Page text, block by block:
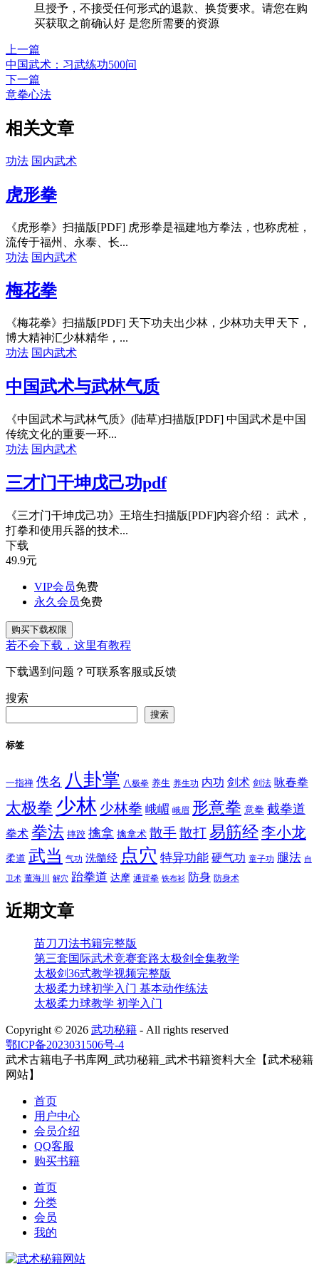
旦授予，不接受任何形式的退款、换货要求。请您在购
买获取之前确认好 是您所需要的资源
上一篇
中国武术：习武练功500问
下一篇
意拳心法
相关文章
功法 国内武术
虎形拳
《虎形拳》扫描版[PDF] 虎形拳是福建地方拳法，也称虎桩，
流传于福州、永泰、长...
功法 国内武术
梅花拳
《梅花拳》扫描版[PDF] 天下功夫出少林，少林功夫甲天下，
博大精神汇少林精华，...
功法 国内武术
中国武术与武林气质
《中国武术与武林气质》(陆草)扫描版[PDF] 中国武术是中国
传统文化的重要一环...
功法 国内武术
三才门干坤戊己功pdf
《三才门干坤戊己功》王培生扫描版[PDF]内容介绍： 武术，
打拳和使用兵器的技术...
下载
49.9元
VIP会员免费
永久会员免费
购买下载权限
若不会下载，这里有教程
下载遇到问题？可联系客服或反馈
搜索
搜索
标签
一指禅 佚名 八卦掌 八极拳 养生 养生功 内功 剑术 剑法 咏春拳
太极拳 少林 少林拳 峨嵋 峨眉 形意拳 意拳 截拳道
拳术 拳法 摔跤 擒拿 擒拿术 散手散打易筋经李小龙
柔道 武当 气功 洗髓经 点穴 特异功能 硬气功 童子功 腿法 自
卫术 董海川 解穴 跆拳道 达摩 通背拳 铁布衫 防身 防身术
近期文章
苗刀刀法书籍完整版
第三套国际武术竞赛套路太极剑全集教学
太极剑36式教学视频完整版
太极柔力球初学入门 基本动作练法
太极柔力球教学 初学入门
Copyright © 2026 武功秘籍 - All rights reserved
鄂ICP备2023031506号-4
武术古籍电子书库网_武功秘籍_武术书籍资料大全【武术秘籍
网站】
首页
用户中心
会员介绍
QQ客服
购买书籍
首页
分类
会员
我的